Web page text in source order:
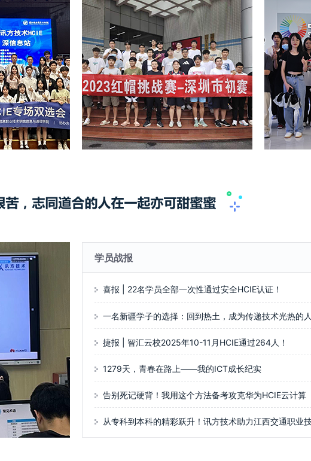
学员战报
喜报 | 22名学员全部一次性通过安全HCIE认证！
一名新疆学子的选择：回到热土，成为传递技术光热的人
捷报 | 智汇云校2025年10-11月HCIE通过264人！
1279天，青春在路上——我的ICT成长纪实
告别死记硬背！我用这个方法备考攻克华为HCIE云计算